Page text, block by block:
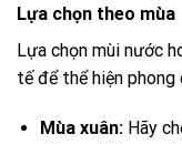
Lựa chọn theo mùa
Lựa chọn mùi nước
tế để thể hiện phong
Mùa xuân:Hãy